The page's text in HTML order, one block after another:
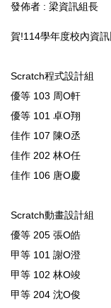
發佈者 : 梁資訊組長
賀!114學年度校內資
Scratch程式設計組
優等 103 周O軒
優等 101 卓O翔
佳作 107 陳O丞
佳作 202 林O任
佳作 106 唐O慶
Scratch動畫設計組
優等 205 張O皓
甲等 101 謝O澄
甲等 102 林O竣
甲等 204 沈O俊